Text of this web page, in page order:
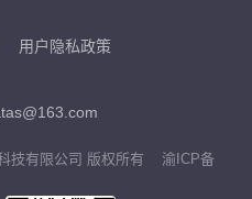
用户隐私政策
技有限公司 版权所有
渝ICP备